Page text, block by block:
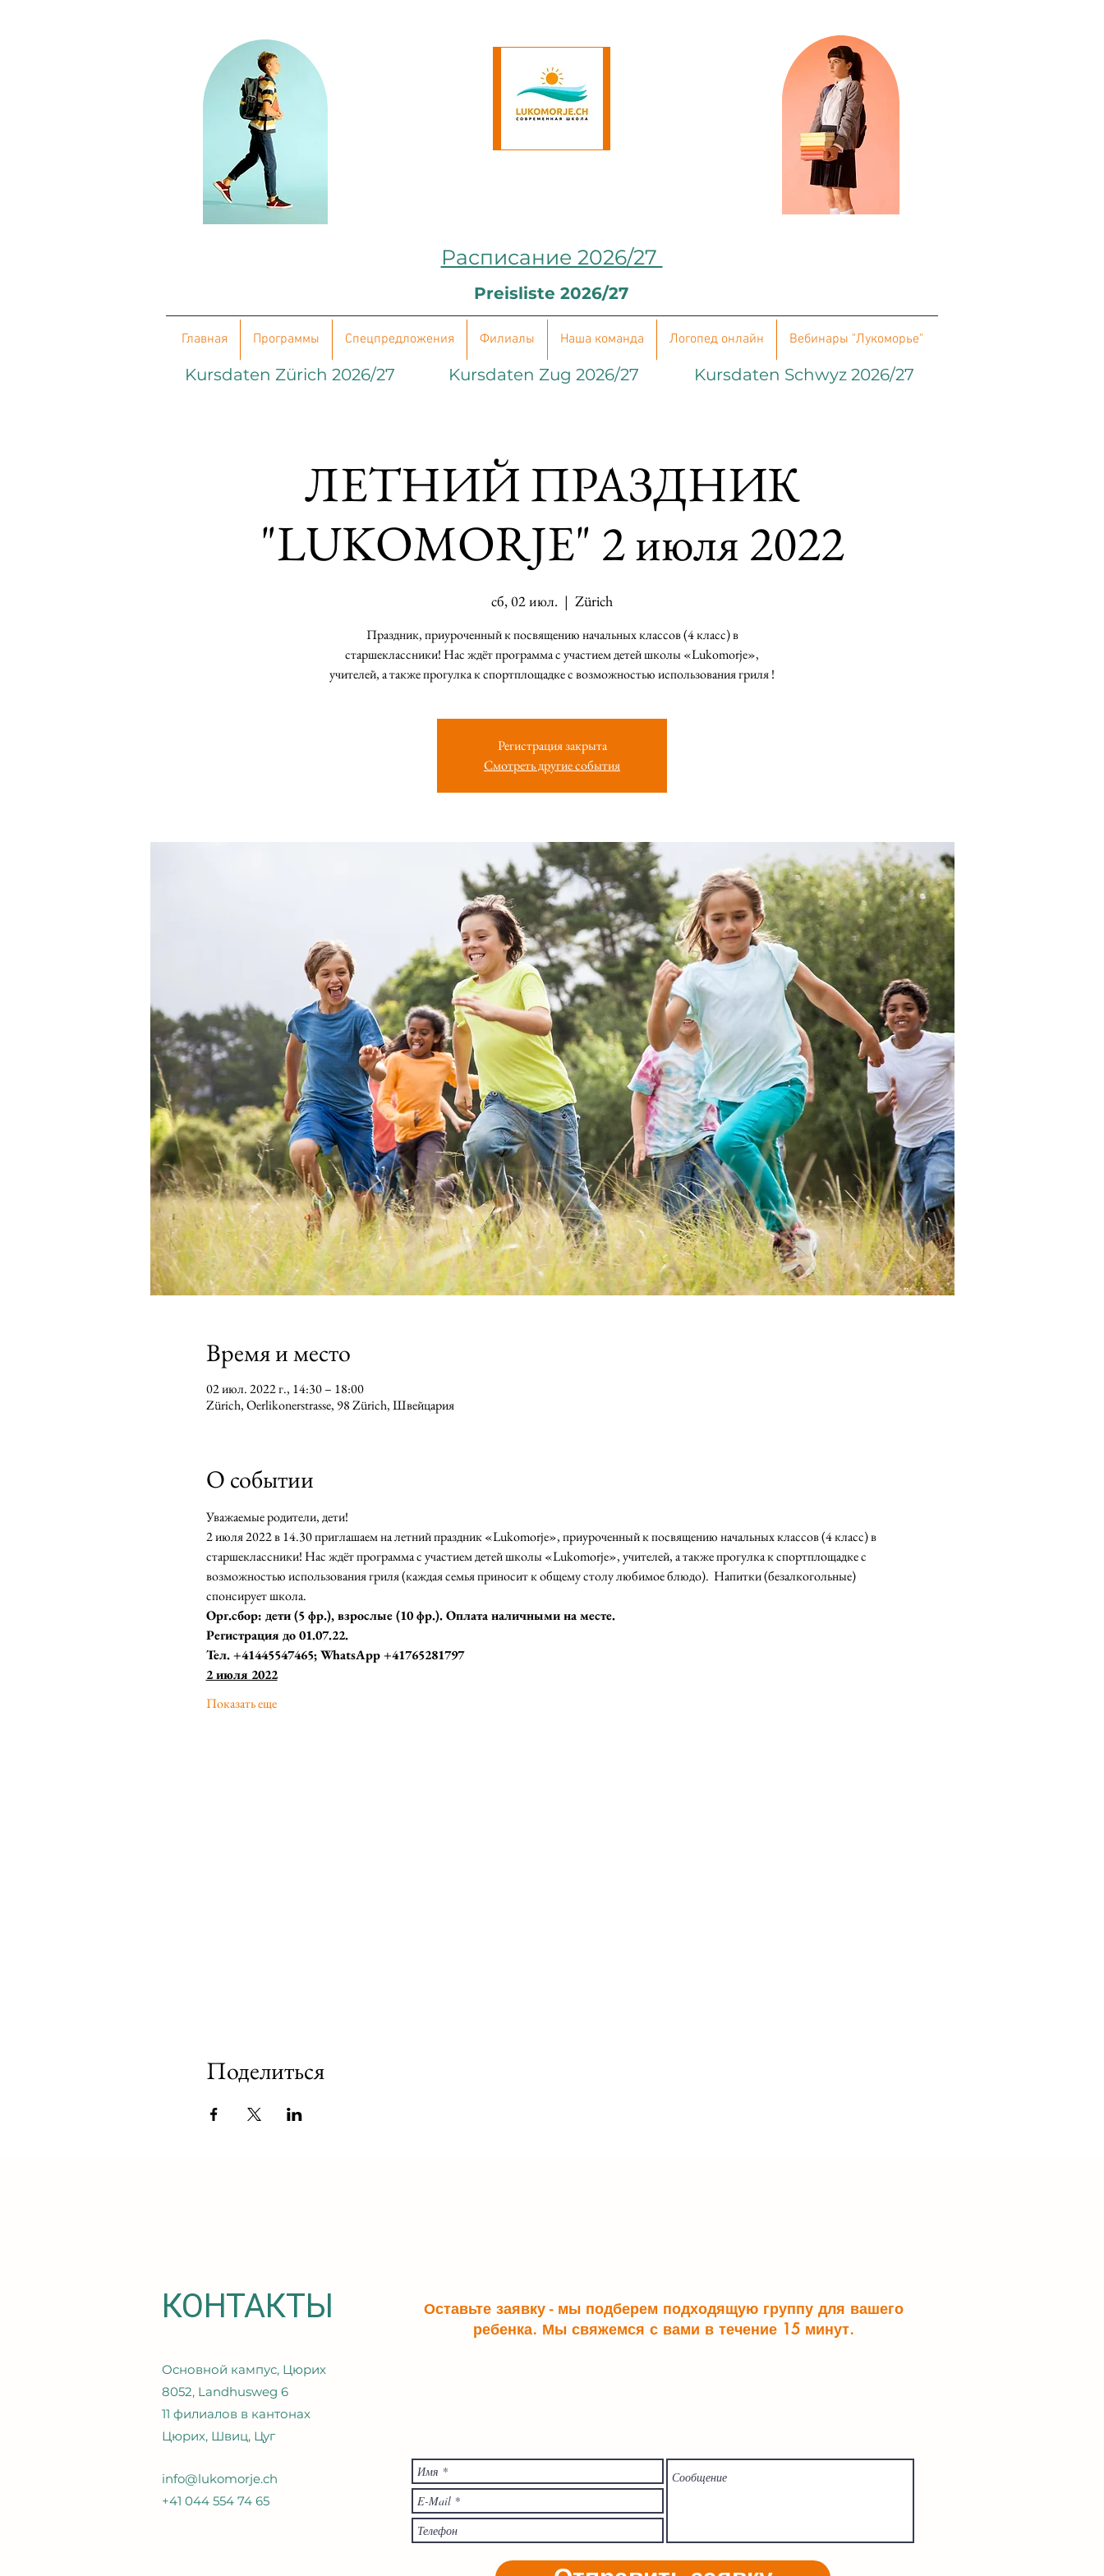
Расписание 2026/27
Preisliste 2026/27
Главная Программы Cпецпредложения Филиалы Наша команда Логопед онлайн Вебинары "Лукоморье"
Kursdaten Zürich 2026/27 Kursdaten Zug 2026/27 Kursdaten Schwyz 2026/27
ЛЕТНИЙ ПРАЗДНИК
"LUKOMORJE" 2 июля 2022
сб, 02 июл.
  |
Zürich
Праздник, приуроченный к посвящению начальных классов (4 класс) в
старшеклассники! Нас ждёт программа с участием детей школы «Lukomorje»,
учителей, а также прогулка к спортплощадке с возможностью использования гриля !
Регистрация закрыта
Смотреть другие события
Время и место
02 июл. 2022 г., 14:30 – 18:00
Zürich, Oerlikonerstrasse, 98 Zürich, Швейцария
О событии
Уважаемые родители, дети!
2 июля 2022 в 14.30 приглашаем на летний праздник «Lukomorje», приуроченный к посвящению начальных классов (4 класс) в
старшеклассники! Нас ждёт программа с участием детей школы «Lukomorje», учителей, а также прогулка к спортплощадке с
возможностью использования гриля (каждая семья приносит к общему столу любимое блюдо).  Напитки (безалкогольные)
спонсирует школа.
Орг.сбор: дети (5 фр.), взрослые (10 фр.). Оплата наличными на месте.
Регистрация до 01.07.22.
Тел. +41445547465; WhatsApp +41765281797
2 июля 2022
Показать еще
Поделиться
КОНТАКТЫ
Оставьте заявку - мы подберем подходящую группу для вашего
ребенка. Мы свяжемся с вами в течение 15 минут.
Основной кампус, Цюрих
8052, Landhusweg 6
11 филиалов в кантонах
Цюрих, Швиц, Цуг
info@lukomorje.ch
+41 044 554 74 65